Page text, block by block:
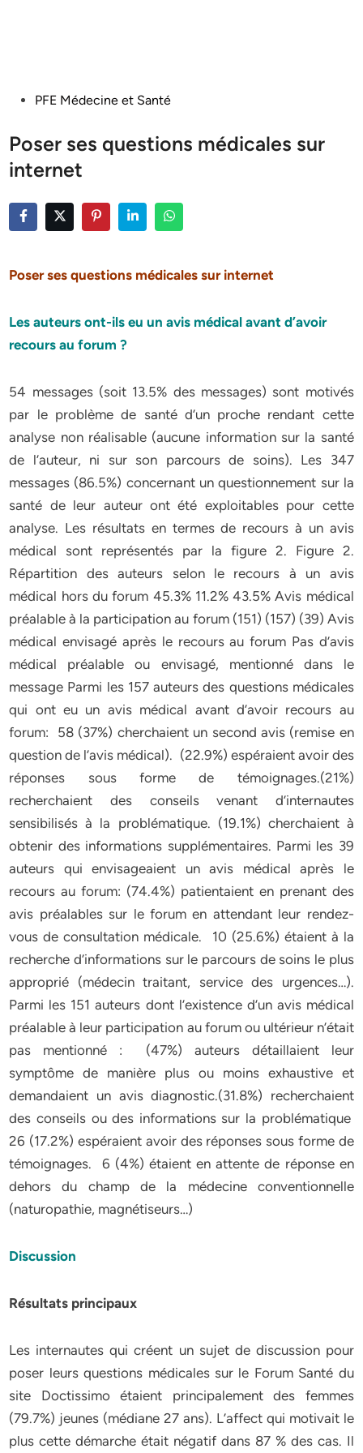
PostedPFE Médecine et Santé
Poser ses questions médicales sur
internet
Poser ses questions médicales sur internet
Les auteurs ont-ils eu un avis médical avant d’avoir
recours au forum ?
54 messages (soit 13.5% des messages) sont motivés
par le problème de santé d’un proche rendant cette
analyse non réalisable (aucune information sur la santé
de l’auteur, ni sur son parcours de soins). Les 347
messages (86.5%) concernant un questionnement sur la
santé de leur auteur ont été exploitables pour cette
analyse. Les résultats en termes de recours à un avis
médical sont représentés par la figure 2. Figure 2.
Répartition des auteurs selon le recours à un avis
médical hors du forum 45.3% 11.2% 43.5% Avis médical
préalable à la participation au forum (151) (157) (39) Avis
médical envisagé après le recours au forum Pas d’avis
médical préalable ou envisagé, mentionné dans le
message Parmi les 157 auteurs des questions médicales
qui ont eu un avis médical avant d’avoir recours au
forum: 58 (37%) cherchaient un second avis (remise en
question de l’avis médical). (22.9%) espéraient avoir des
réponses sous forme de témoignages.(21%)
recherchaient des conseils venant d’internautes
sensibilisés à la problématique. (19.1%) cherchaient à
obtenir des informations supplémentaires. Parmi les 39
auteurs qui envisageaient un avis médical après le
recours au forum: (74.4%) patientaient en prenant des
avis préalables sur le forum en attendant leur rendez-
vous de consultation médicale. 10 (25.6%) étaient à la
recherche d’informations sur le parcours de soins le plus
approprié (médecin traitant, service des urgences…).
Parmi les 151 auteurs dont l’existence d’un avis médical
préalable à leur participation au forum ou ultérieur n’était
pas mentionné : (47%) auteurs détaillaient leur
symptôme de manière plus ou moins exhaustive et
demandaient un avis diagnostic.(31.8%) recherchaient
des conseils ou des informations sur la problématique
26 (17.2%) espéraient avoir des réponses sous forme de
témoignages. 6 (4%) étaient en attente de réponse en
dehors du champ de la médecine conventionnelle
(naturopathie, magnétiseurs…)
Discussion
Résultats principaux
Les internautes qui créent un sujet de discussion pour
poser leurs questions médicales sur le Forum Santé du
site Doctissimo étaient principalement des femmes
(79.7%) jeunes (médiane 27 ans). L’affect qui motivait le
plus cette démarche était négatif dans 87 % des cas. Il